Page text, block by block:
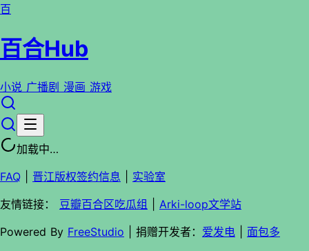
百
百合Hub
小说 广播剧 漫画 游戏
加载中…
FAQ
晋江版权签约信息
实验室
友情链接： 豆瓣百合区吃瓜组
Arki-loop文学站
Powered By FreeStudio | 捐赠开发者： 爱发电
面包多